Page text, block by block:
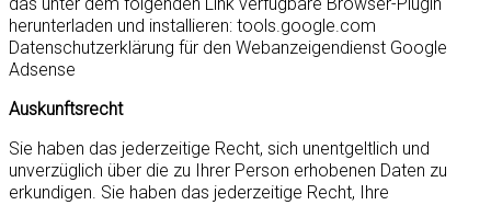
herunterladen und installieren: tools.google.com
Datenschutzerklärung für den Webanzeigendienst Google
Adsense
Auskunftsrecht
Sie haben das jederzeitige Recht, sich unentgeltlich und
unverzüglich über die zu Ihrer Person erhobenen Daten zu
erkundigen. Sie haben das jederzeitige Recht, Ihre